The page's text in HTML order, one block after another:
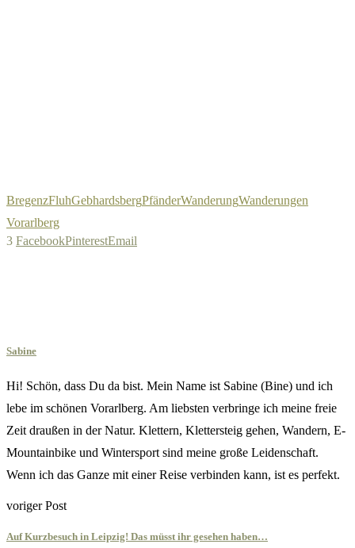
BregenzFluhGebhardsbergPfänderWanderungWanderungen
Vorarlberg
3 FacebookPinterestEmail
Sabine
Hi! Schön, dass Du da bist. Mein Name ist Sabine (Bine) und ich
lebe im schönen Vorarlberg. Am liebsten verbringe ich meine freie
Zeit draußen in der Natur. Klettern, Klettersteig gehen, Wandern, E-
Mountainbike und Wintersport sind meine große Leidenschaft.
Wenn ich das Ganze mit einer Reise verbinden kann, ist es perfekt.
voriger Post
Auf Kurzbesuch in Leipzig! Das müsst ihr gesehen haben…